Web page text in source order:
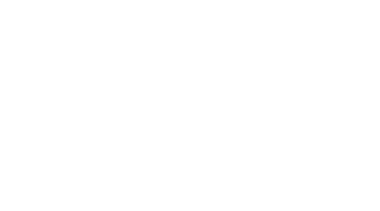
運亨通、事業順遂、百邪退散。